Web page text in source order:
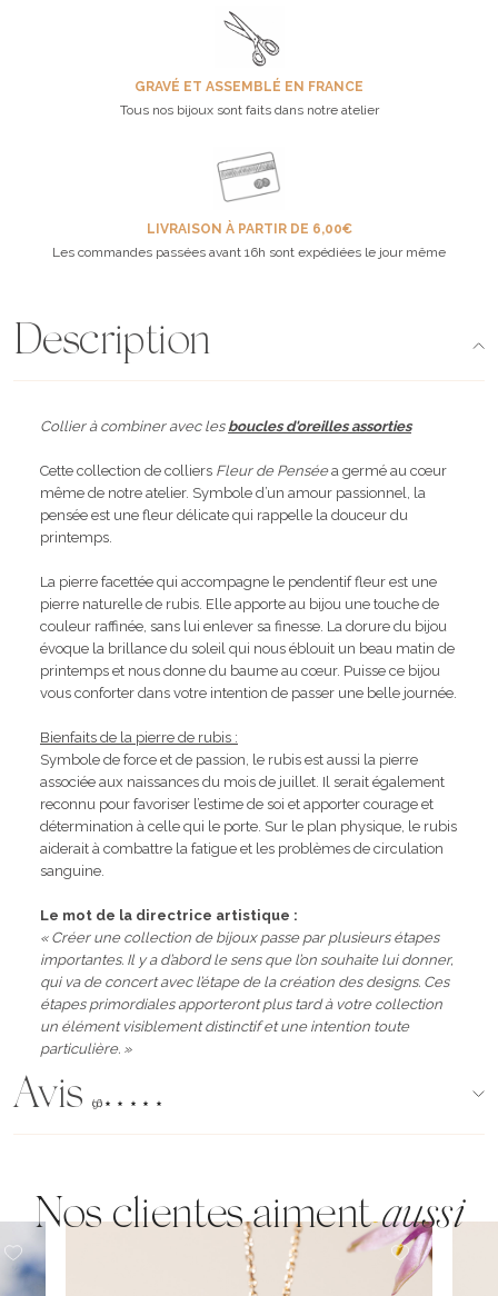
GRAVÉ ET ASSEMBLÉ EN FRANCE
Tous nos bijoux sont faits dans notre atelier
LIVRAISON À PARTIR DE 6,00€
Les commandes passées avant 16h sont expédiées le jour même
Description
Collier à combiner avec les boucles d'oreilles assorties
Cette collection de colliers Fleur de Penséea germé au cœur
même de notre atelier. Symbole d’un amour passionnel, la
pensée est une fleur délicate qui rappelle la douceur du
printemps.
La pierre facettée qui accompagne le pendentif fleur est une
pierre naturelle de rubis. Elle apporte au bijou une touche de
couleur raffinée, sans lui enlever sa finesse. La dorure du bijou
évoque la brillance du soleil qui nous éblouit un beau matin de
printemps et nous donne du baume au cœur. Puisse ce bijou
vous conforter dans votre intention de passer une belle journée.
Bienfaits de la pierre de rubis :
Symbole de force et de passion, le rubis est aussi la pierre
associée aux naissances du mois de juillet. Il serait également
reconnu pour favoriser l’estime de soi et apporter courage et
détermination à celle qui le porte. Sur le plan physique, le rubis
aiderait à combattre la fatigue et les problèmes de circulation
sanguine.
Le mot de la directrice artistique :
« Créer une collection de bijoux passe par plusieurs étapes
importantes. Il y a d’abord le sens que l’on souhaite lui donner,
qui va de concert avec l’étape de la création des designs. Ces
étapes primordiales apporteront plus tard à votre collection
un élément visiblement distinctif et une intention toute
particulière. »
Avis (96)
Nos clientes aimentaussi